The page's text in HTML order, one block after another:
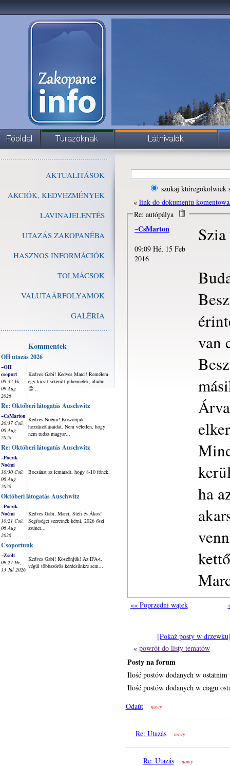
AKTUALITÁSOK
AKCIÓK, KEDVEZMÉNYEK
LAVINAJELENTÉS
UTAZÁS ZAKOPANÉBA
HASZNOS INFORMÁCIÓK
TOLMÁCSOK
VALUTAÁRFOLYAMOK
GALÉRIA
Kommentek
OH utazás 2026
~OH
csoport
08:32 Va,
09 Aug
2026
Kedves Gabi! Kedves Marci! Remélem
egy kicsit sikerült pihennetek, aludni
😊...
Re: Októberi látogatás Auschwitz
~CsMarton
20:37 Csü,
06 Aug
2026
Kedves Noémi! Köszönjük
hozzászólásaidat. Nem véletlen, hogy
nem tudsz magyar...
Re: Októberi látogatás Auschwitz
~Poczik
Noémi
10:30 Csü,
06 Aug
2026
Bocsánat az lemaradt, hogy 8-10 főnek.
Októberi látogatás Auschwitz
~Poczik
Noémi
10:21 Csü,
06 Aug
2026
Kedves Gabi, Marci, Stefi és Ákos!
Segítséget szeretnék kérni, 2026 őszi
szünet...
Csoportunk
~Zsolt
09:27 Hé,
13 Júl 2026
Kedves Gabi! Köszönjük! Az IFA-t,
végül többszörös kérdésünkre sem...
szukaj któregokolwiek
« link do dokumentu
Re: autópálya
~CsMarton
09:09 Hé, 15 Feb
2016
van
ha
«« Poprzedni wątek
[Pokaż posty w
« powrót do listy tematów
Posty na forum
Ilość postów dodanych w ostatnim
Ilość postów dodanych w ciągu
Odaút
nowy
Re: Utazás nowy
Re: Utazás nowy